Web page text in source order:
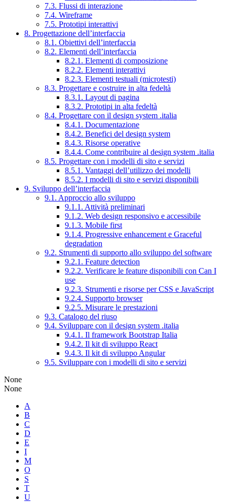
7.3. Flussi di interazione
7.4. Wireframe
7.5. Prototipi interattivi
8. Progettazione dell’interfaccia
8.1. Obiettivi dell’interfaccia
8.2. Elementi dell’interfaccia
8.2.1. Elementi di composizione
8.2.2. Elementi interattivi
8.2.3. Elementi testuali (microtesti)
8.3. Progettare e costruire in alta fedeltà
8.3.1. Layout di pagina
8.3.2. Prototipi in alta fedeltà
8.4. Progettare con il design system .italia
8.4.1. Documentazione
8.4.2. Benefici del design system
8.4.3. Risorse operative
8.4.4. Come contribuire al design system .italia
8.5. Progettare con i modelli di sito e servizi
8.5.1. Vantaggi dell’utilizzo dei modelli
8.5.2. I modelli di sito e servizi disponibili
9. Sviluppo dell’interfaccia
9.1. Approccio allo sviluppo
9.1.1. Attività preliminari
9.1.2. Web design responsivo e accessibile
9.1.3. Mobile first
9.1.4. Progressive enhancement e Graceful
degradation
9.2. Strumenti di supporto allo sviluppo del software
9.2.1. Feature detection
9.2.2. Verificare le feature disponibili con Can I
use
9.2.3. Strumenti e risorse per CSS e JavaScript
9.2.4. Supporto browser
9.2.5. Misurare le prestazioni
9.3. Catalogo del riuso
9.4. Sviluppare con il design system .italia
9.4.1. Il framework Bootstrap Italia
9.4.2. Il kit di sviluppo React
9.4.3. Il kit di sviluppo Angular
9.5. Sviluppare con i modelli di sito e servizi
None
None
A
B
C
D
E
I
M
O
S
T
U